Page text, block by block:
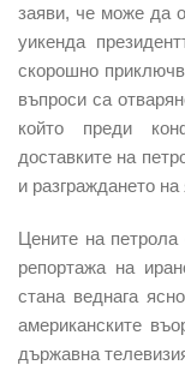
заяви, че може да
уикенда
скорошно
въпросиса
който преди
доставките на
и разграждането
Цените на
репортажа на
стана веднага ясно
американските
държавна